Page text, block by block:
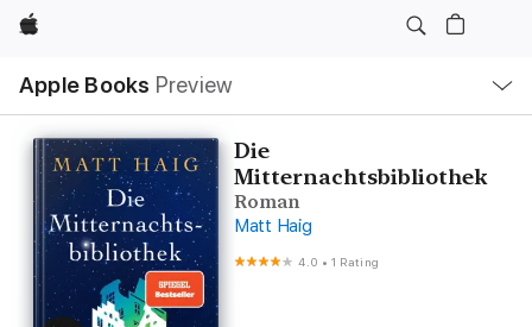
Apple
Apple Books Preview
Nav
Open
Menu
Die
Mitternachtsbibliothek
Roman
Matt Haig
4.0 •1 Rating